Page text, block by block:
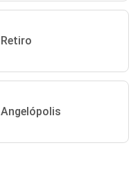
Retiro
Angelópolis